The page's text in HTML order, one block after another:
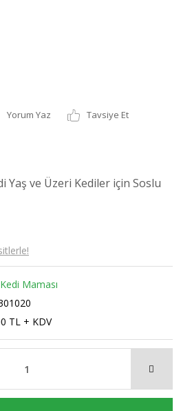
Yorum Yaz
Tavsiye Et
Yaş ve Üzeri Kediler için Soslu
Maması
TL + KDV